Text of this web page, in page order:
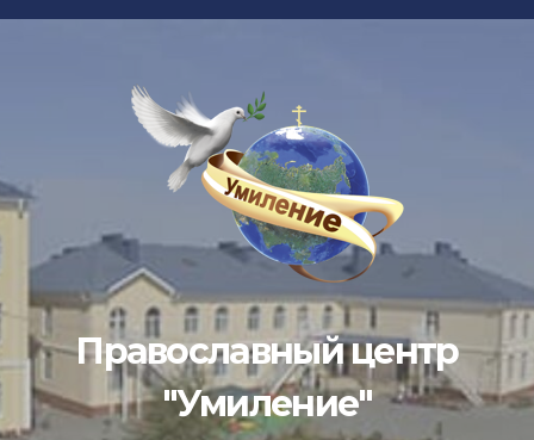
Перейти
Православный центр
"Умиление"